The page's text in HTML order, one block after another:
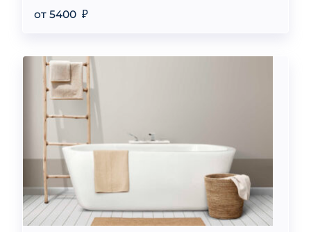
от 5400 ₽